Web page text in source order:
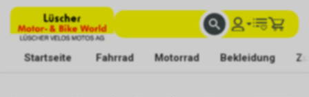
Startseite Fahrrad Motorrad Bekleidung